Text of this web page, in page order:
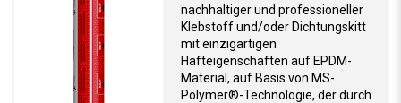
nachhaltiger und professioneller
Klebstoff und/oder Dichtungskitt
mit einzigartigen
Hafteigenschaften auf EPDM-
Material, auf Basis von MS-
Polymer®-Technologie, der durch